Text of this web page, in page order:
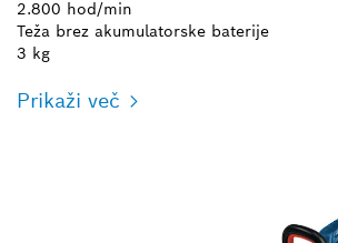
2.800 hod/min
Teža brez akumulatorske baterije
3 kg
Prikaži več